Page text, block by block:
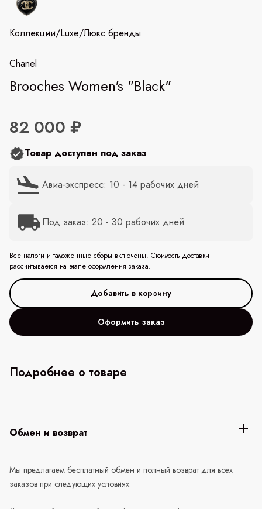
Коллекции/Luxe/Люкс бренды
Chanel
Brooches Women's "Black"
82 000 ₽
Товар доступен под заказ
Авиа-экспресс: 10 - 14 рабочих дней
Под заказ: 20 - 30 рабочих дней
Все налоги и таможенные сборы включены. Стоимость доставки
рассчитывается на этапе оформления заказа.
Оформить заказ
Подробнее о товаре
Обмен и возврат
Мы предлагаем бесплатный обмен и полный возврат для всех
заказов при следующих условиях: